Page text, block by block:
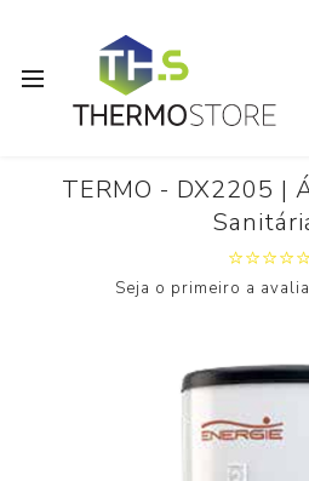
Início TERMO - DX2205 |
TERMO - DX2205 |
Seja o primeiro a